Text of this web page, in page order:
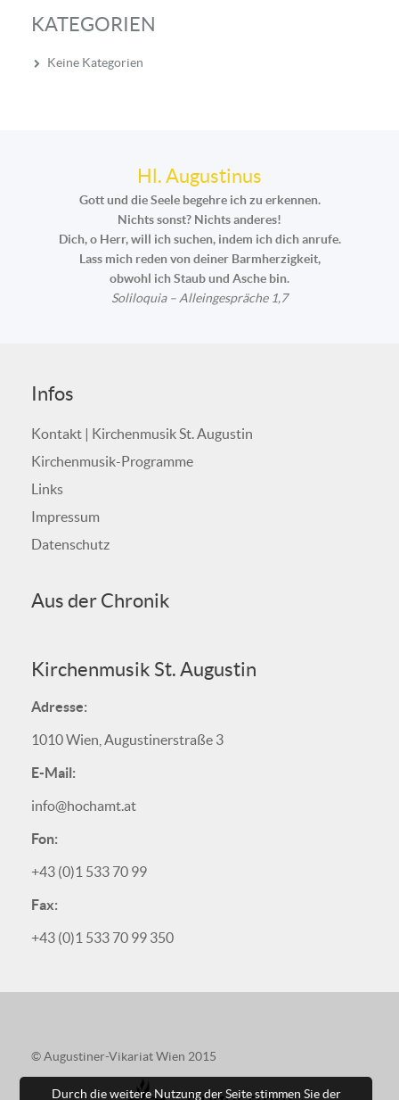
KATEGORIEN
Keine Kategorien
Hl. Augustinus
Gott und die Seele begehre ich zu erkennen.
Nichts sonst? Nichts anderes!
Dich, o Herr, will ich suchen, indem ich dich anrufe.
Lass mich reden von deiner Barmherzigkeit,
obwohl ich Staub und Asche bin.
Soliloquia – Alleingespräche 1,7
Infos
Kontakt | Kirchenmusik St. Augustin
Kirchenmusik-Programme
Links
Impressum
Datenschutz
Aus der Chronik
Kirchenmusik St. Augustin
Adresse:
1010 Wien, Augustinerstraße 3
E-Mail:
info@hochamt.at
Fon:
+43 (0)1 533 70 99
Fax:
+43 (0)1 533 70 99 350
© Augustiner-Vikariat Wien 2015
Durch die weitere Nutzung der Seite stimmen Sie der